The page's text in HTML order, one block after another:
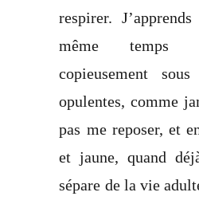
respirer.
même temps
copieusement
opulentes, comme
pas me reposer, et
et jaune, quand
sépare de la vie